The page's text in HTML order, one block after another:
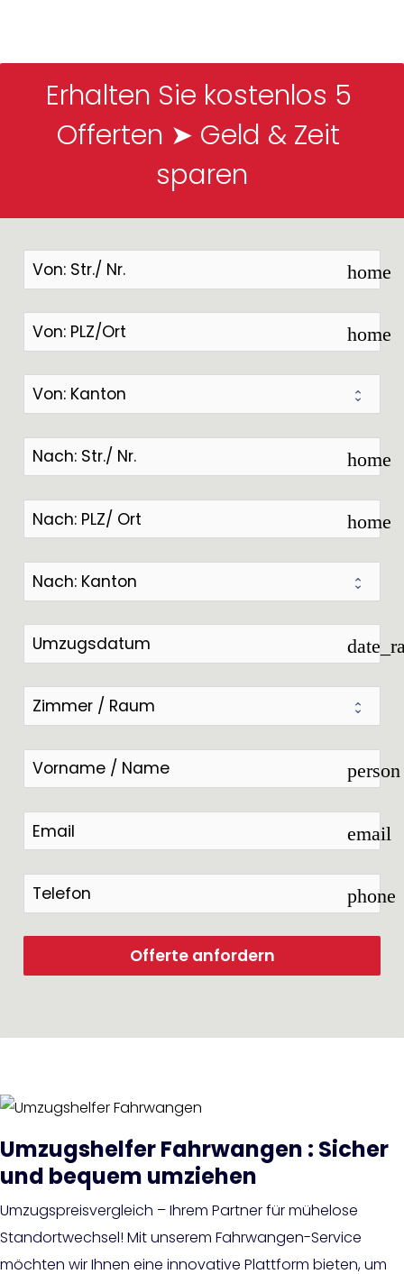
Erhalten Sie kostenlos 5
Offerten ➤ Geld & Zeit
sparen
home
home
home
home
person
email
phone
Offerte anfordern
Umzugshelfer Fahrwangen : Sicher
und bequem umziehen
Umzugspreisvergleich – Ihrem Partner für mühelose
Standortwechsel! Mit unserem Fahrwangen-Service
möchten wir Ihnen eine innovative Plattform bieten, um